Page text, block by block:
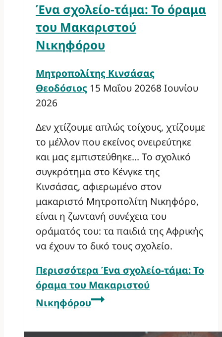
Ένα σχολείο-τάμα: Το όραμα
του Μακαριστού
Νικηφόρου
Μητροπολίτης Κινσάσας
Θεοδόσιος 15 Μαΐου 20268 Ιουνίου
2026
Δεν χτίζουμε απλώς τοίχους, χτίζουμε
το μέλλον που εκείνος ονειρεύτηκε
και μας εμπιστεύθηκε… Το σχολικό
συγκρότημα στο Κένγκε της
Κινσάσας, αφιερωμένο στον
μακαριστό Μητροπολίτη Νικηφόρο,
είναι η ζωντανή συνέχεια του
οράματός του: τα παιδιά της Αφρικής
να έχουν το δικό τους σχολείο.
Περισσότερα Ένα σχολείο-τάμα: Το
όραμα του Μακαριστού
Νικηφόρου